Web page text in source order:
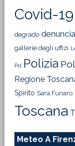
Covid-19
degrado denuncia
gallerie degli uffizi
Pd Polizia
Regione
Spirito Sara Funaro
Toscana
Meteo A